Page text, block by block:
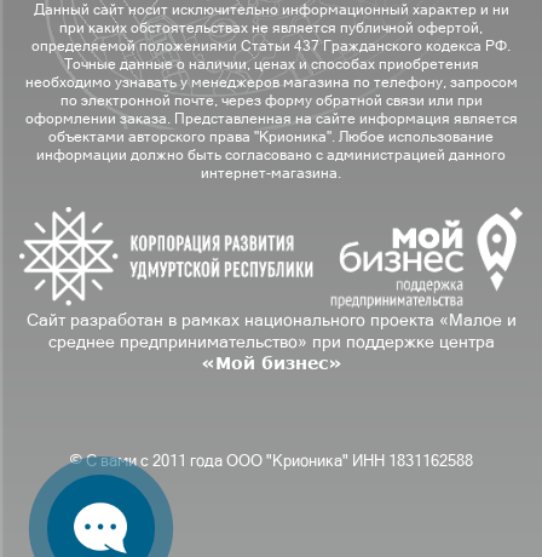
Данный сайт носит исключительно информационный характер и ни
при каких обстоятельствах не является публичной офертой,
определяемой положениями Статьи 437 Гражданского кодекса РФ.
Точные данные о наличии, ценах и способах приобретения
необходимо узнавать у менеджеров магазина по телефону, запросом
по электронной почте, через форму обратной связи или при
оформлении заказа. Представленная на сайте информация является
объектами авторского права "Крионика". Любое использование
информации должно быть согласовано с администрацией данного
интернет-магазина.
Сайт разработан в рамках национального проекта «Малое и
среднее предпринимательство» при поддержке центра
«Мой бизнес»
© С вами с 2011 года ООО "Крионика" ИНН 1831162588